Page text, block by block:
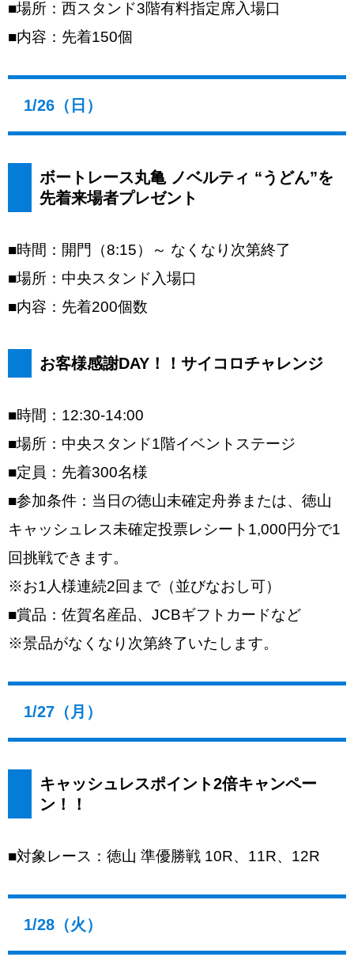
■場所：西スタンド3階有料指定席入場口
■内容：先着150個
1/26（日）
ボートレース丸亀 ノベルティ “うどん”を
先着来場者プレゼント
■時間：開門（8:15）～ なくなり次第終了
■場所：中央スタンド入場口
■内容：先着200個数
お客様感謝DAY！！サイコロチャレンジ
■時間：12:30-14:00
■場所：中央スタンド1階イベントステージ
■定員：先着300名様
■参加条件：当日の徳山未確定舟券または、徳山
キャッシュレス未確定投票レシート1,000円分で1
回挑戦できます。
※お1人様連続2回まで（並びなおし可）
■賞品：佐賀名産品、JCBギフトカードなど
※景品がなくなり次第終了いたします。
1/27（月）
キャッシュレスポイント2倍キャンペー
ン！！
■対象レース：徳山 準優勝戦 10R、11R、12R
1/28（火）